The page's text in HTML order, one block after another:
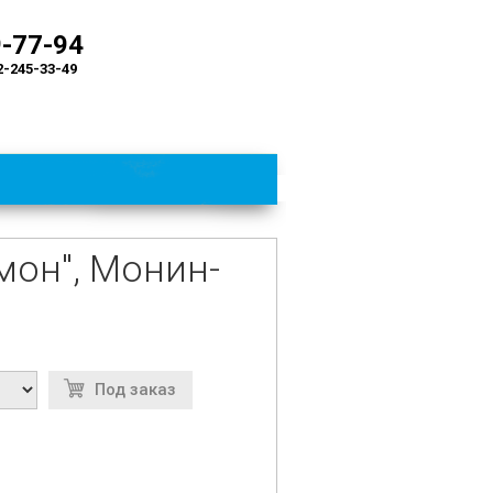
77-94
245-33-49
Монин-
Под заказ